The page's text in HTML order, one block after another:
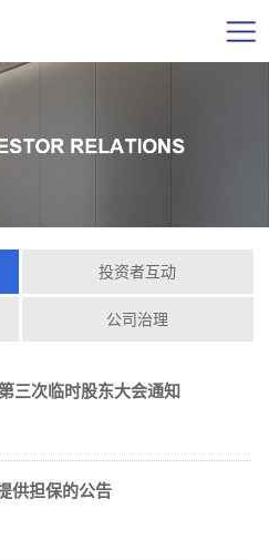
投资者互动
公司治理
三次临时股东大会通知
供担保的公告